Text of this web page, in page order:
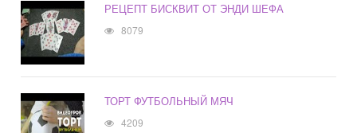
РЕЦЕПТ БИСКВИТ ОТ ЭНДИ ШЕФА
8079
ТОРТ ФУТБОЛЬНЫЙ МЯЧ
4209